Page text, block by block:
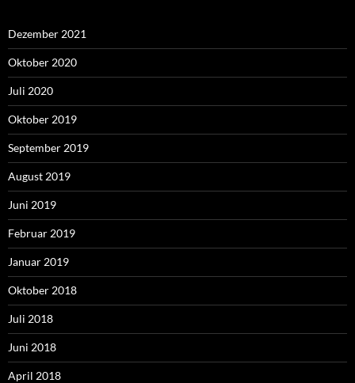
Dezember 2021
Oktober 2020
Juli 2020
Oktober 2019
September 2019
August 2019
Juni 2019
Februar 2019
Januar 2019
Oktober 2018
Juli 2018
Juni 2018
April 2018